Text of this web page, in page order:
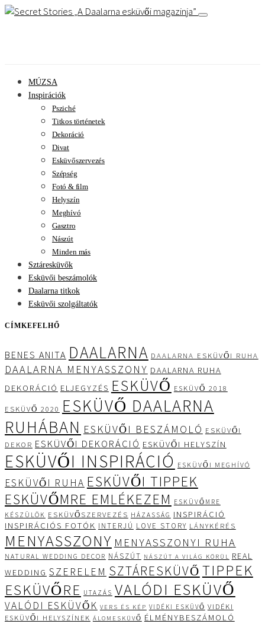
A Daalarna esküvői magazinja
MÚZSA
Inspirációk
Psziché
Titkos történetek
Dekoráció
Divat
Esküvőszervezés
Szépség
Fotó & film
Helyszín
Meghívó
Gasztro
Nászút
Minden más
Sztáresküvők
Esküvői beszámolók
Daalarna titkok
Esküvői szolgáltatók
CÍMKEFELHŐ
BENES ANITA DAALARNA DAALARNA ESKÜVŐI RUHA
DAALARNA MENYASSZONY DAALARNA RUHA
DEKORÁCIÓ ELJEGYZÉS ESKÜVŐ ESKÜVŐ 2018
ESKÜVŐ 2020 ESKÜVŐ DAALARNA
RUHÁBAN ESKÜVŐI BESZÁMOLÓ ESKÜVŐI
DEKOR ESKÜVŐI DEKORÁCIÓ ESKÜVŐI HELYSZÍN
ESKÜVŐI INSPIRÁCIÓ ESKÜVŐI MEGHÍVÓ
ESKÜVŐI RUHA ESKÜVŐI TIPPEK
ESKÜVŐMRE EMLÉKEZEM
ESKÜVŐMRE
KÉSZÜLÖK ESKÜVŐSZERVEZÉS HÁZASSÁG INSPIRÁCIÓ
INSPIRÁCIÓS FOTÓK INTERJÚ LOVE STORY LÁNYKÉRÉS
MENYASSZONY MENYASSZONYI RUHA
NATURAL WEDDING DECOR NÁSZÚT NÁSZÚT A VILÁG KÖRÜL REAL
WEDDING SZERELEM SZTÁRESKÜVŐ TIPPEK
ESKÜVŐRE UTAZÁS VALÓDI ESKÜVŐ
VALÓDI ESKÜVŐK VERS ÉS KÉP VIDÉKI ESKÜVŐ VIDÉKI
ESKÜVŐI HELYSZÍNEK ÁLOMESKÜVŐ ÉLMÉNYBESZÁMOLÓ